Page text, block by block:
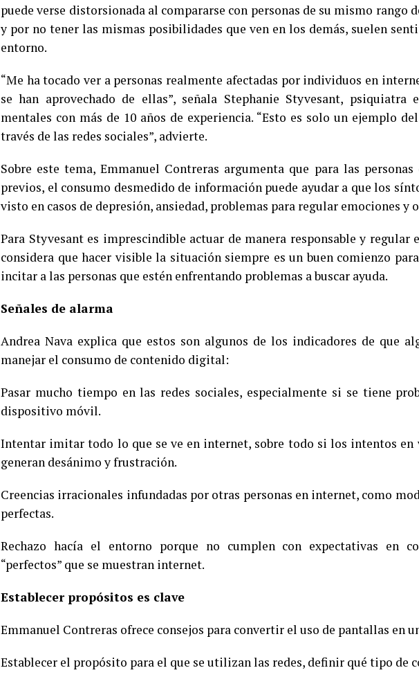
puede verse distorsionada al compararse con personas de su mismo rango
y por no tener las mismas posibilidades que ven en los demás, suelen
entorno.
“Me ha tocado ver a personas realmente afectadas por individuos en
se han aprovechado de ellas”, señala Stephanie Styvesant, psiquiatra
mentales con más de 10 años de experiencia. “Esto es solo un ejemplo
través de las redes sociales”, advierte.
Sobre este tema, Emmanuel Contreras argumenta que para las
previos, el consumo desmedido de información puede ayudar a que los
visto en casos de depresión, ansiedad, problemas para regular emociones y
Para Styvesant es imprescindible actuar de manera responsable y
considera que hacer visible la situación siempre es un buen comienzo
incitar a las personas que estén enfrentando problemas a buscar ayuda.
Señales de alarma
Andrea Nava explica que estos son algunos de los indicadores de que
manejar el consumo de contenido digital:
Pasar mucho tiempo en las redes sociales, especialmente si se tiene
dispositivo móvil.
Intentar imitar todo lo que se ve en internet, sobre todo si los intentos en
generan desánimo y frustración.
Creencias irracionales infundadas por otras personas en internet, como
perfectas.
Rechazo hacía el entorno porque no cumplen con expectativas en
“perfectos” que se muestran internet.
Establecer propósitos es clave
Emmanuel Contreras ofrece consejos para convertir el uso de pantallas en
Establecer el propósito para el que se utilizan las redes, definir qué tipo de